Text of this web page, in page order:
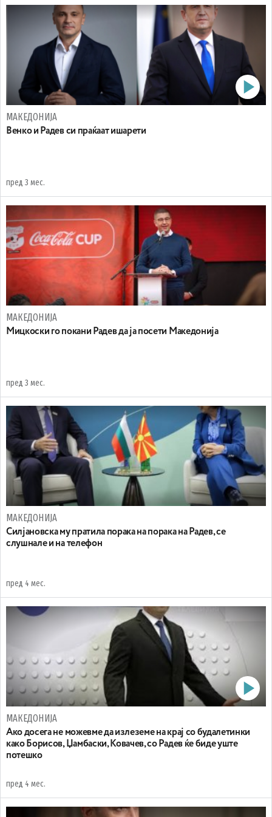
МАКЕДОНИЈА
Венко и Радев си праќаат ишарети
пред 3 мес.
МАКЕДОНИЈА
Mицкоски го покани Радев да ја посети Македонија
пред 3 мес.
МАКЕДОНИЈА
Силјановска му пратила порака на порака на Радев, се
слушнале и на телефон
пред 4 мес.
МАКЕДОНИЈА
Ако досега не можевме да излеземе на крај со будалетинки
како Борисов, Џамбаски, Ковачев, со Радев ќе биде уште
потешко
пред 4 мес.